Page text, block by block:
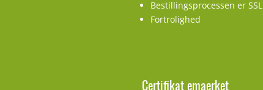
Bestillingsprocessen er SSL
Fortrolighed
Certifikat emaerket